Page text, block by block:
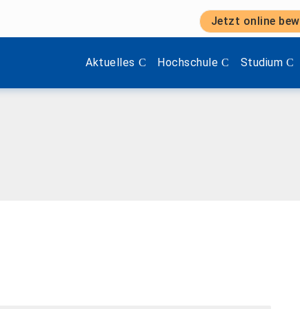
Jetzt online
Aktuelles
Zeige Menü-Unterpunkte von 'Aktuelles'.
Hochschule
Zeige Menü-Unterpunkte
Studium
Zeige